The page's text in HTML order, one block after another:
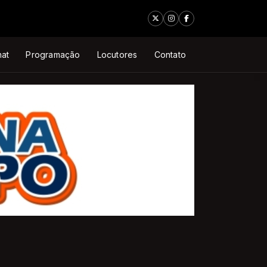
Programação Locutores Contato